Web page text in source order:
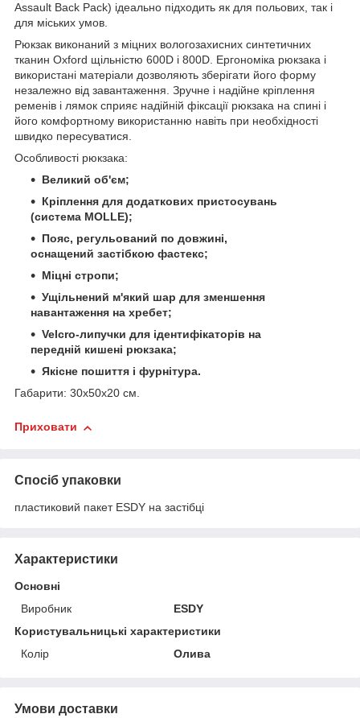
Assault Back Pack) ідеально підходить як для польових, так і
для міських умов.
Рюкзак виконаний з міцних вологозахисних синтетичних
тканин Oxford щільністю 600D і 800D. Ергономіка рюкзака і
використані матеріали дозволяють зберігати його форму
незалежно від завантаження. Зручне і надійне кріплення
ременів і лямок сприяє надійній фіксації рюкзака на спині і
його комфортному використанню навіть при необхідності
швидко пересуватися.
Особливості рюкзака:
Великий об'єм;
Кріплення для додаткових пристосувань
(система MOLLE);
Пояс, регульований по довжині,
оснащений застібкою фастекс;
Міцні стропи;
Ущільнений м'який шар для зменшення
навантаження на хребет;
Velcro-липучки для ідентифікаторів на
передній кишені рюкзака;
Якісне пошиття і фурнітура.
Габарити: 30х50х20 см.
Приховати
Спосіб упаковки
пластиковий пакет ESDY на застібці
Характеристики
Основні
Виробник
ESDY
Користувальницькі характеристики
Колір
Олива
Умови доставки